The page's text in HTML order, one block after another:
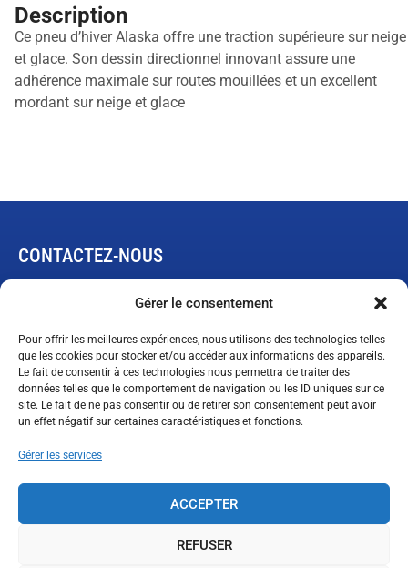
Gérer le consentement
Pour offrir les meilleures expériences, nous utilisons des technologies telles
que les cookies pour stocker et/ou accéder aux informations des appareils.
Le fait de consentir à ces technologies nous permettra de traiter des
données telles que le comportement de navigation ou les ID uniques sur ce
site. Le fait de ne pas consentir ou de retirer son consentement peut avoir
un effet négatif sur certaines caractéristiques et fonctions.
Gérer les services
ACCEPTER
REFUSER
Description
Ce pneu d’hiver Alaska offre une traction supérieure sur neige
et glace. Son dessin directionnel innovant assure une
adhérence maximale sur routes mouillées et un excellent
mordant sur neige et glace
CONTACTEZ-NOUS
Rimouski, Québec G5M 1B4
Demande de garantie limitée
ventes@technopneu.com
SUIVEZ-NOUS